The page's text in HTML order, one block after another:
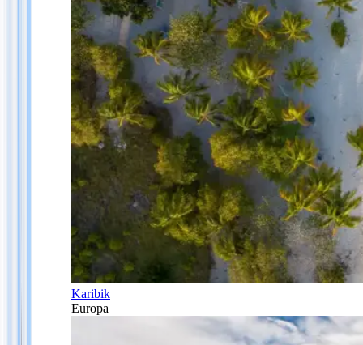
Karibik
Europa